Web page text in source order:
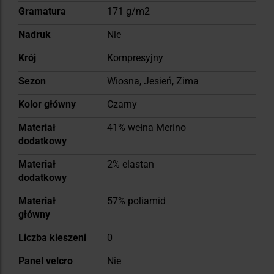
Gramatura
171 g/m2
Nadruk
Nie
Krój
Kompresyjny
Sezon
Wiosna, Jesień, Zima
Kolor główny
Czarny
Materiał
dodatkowy
41% wełna Merino
Materiał
dodatkowy
2% elastan
Materiał
główny
57% poliamid
Liczba kieszeni
0
Panel velcro
Nie